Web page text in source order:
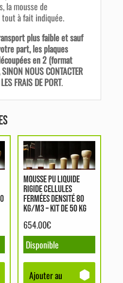
la mousse de
à fait indiquée.
plus faible et sauf
part, les plaques
en 2 (format
NOUS CONTACTER
FRAIS DE PORT.
MOUSSE PU LIQUIDE
RIGIDE CELLULES
FERMÉES DENSITÉ 80
KG/M3 – KIT DE 50 KG
654.00€
Disponible
Ajouter au